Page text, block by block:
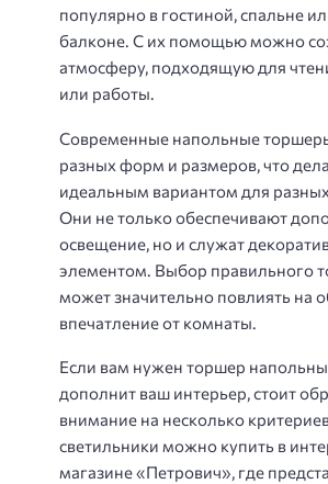
популярно в гостиной, спальне
балконе. С их помощью можно
атмосферу, подходящую для
или работы.
Современные напольные
разных форм и размеров, что
идеальным вариантом для
Они не только обеспечивают
освещение, но и служат
элементом. Выбор правильного
может значительно повлиять на
впечатление от комнаты.
Если вам нужен торшер
дополнит ваш интерьер, стоит
внимание на несколько
светильники можно купить в
магазине «Петрович», где